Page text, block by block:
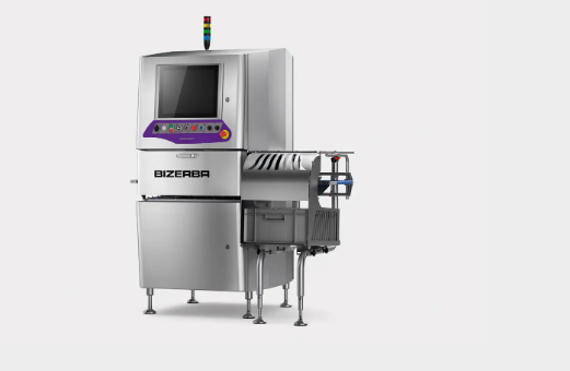
Rússia
Espanha
Ucrânia